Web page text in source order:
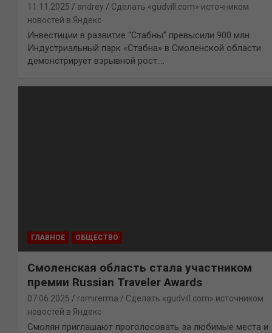
11.11.2025 andrey
Сделать «gudvill.com» источником
новостей в Яндекс
Инвестиции в развитие “Стабны” превысили 900 млн
Индустриальный парк «Стабна» в Смоленской области
демонстрирует взрывной рост:…
ГЛАВНОЕ ОБЩЕСТВО
Смоленская область стала участником
премии Russian Traveler Awards
07.06.2025 romirerma
Сделать «gudvill.com» источником
новостей в Яндекс
Смолян приглашают проголосовать за любимые места и